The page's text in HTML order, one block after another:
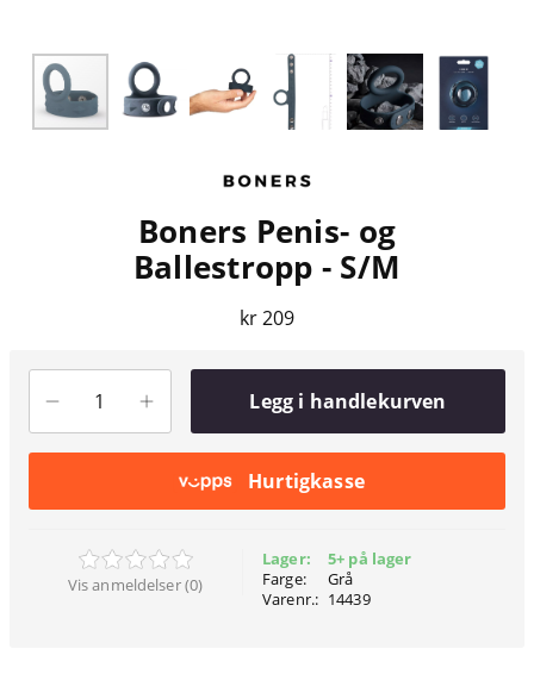
Boners Penis- og
Ballestropp - S/M
kr 209
Legg i handlekurven
Hurtigkasse
Vis anmeldelser (0)
Lager:
Farge:
Varenr.:
5+ på lager
Grå
14439